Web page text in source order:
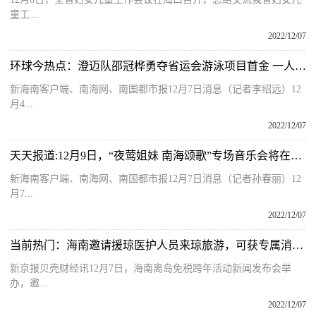
童工...
2022/12/07
环球今热点：澄迈队邵冠桦勇夺省运会游泳项目首金 一人豪揽四枚金牌
新海南客户端、南海网、南国都市报12月7日消息（记者李绍远）12
月4...
2022/12/07
天天报道:12月9日，“夜莺姐妹 南海颂歌”专场音乐会将在海口上演
新海南客户端、南海网、南国都市报12月7日消息（记者孙春丽）12
月7...
2022/12/07
当前热门：海南邀请援琼医护人员来琼旅游，可获专属消费券
新京报贝壳财经讯12月7日，海南离岛免税跨年活动新闻发布会举
办，邀...
2022/12/07